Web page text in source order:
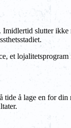
slutter
et
å lage en for